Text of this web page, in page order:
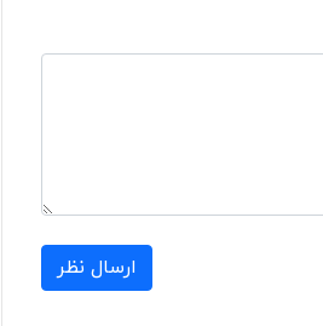
ارسال نظر